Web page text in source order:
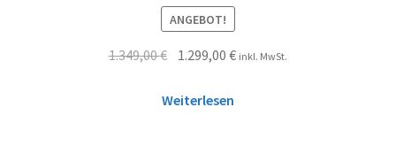
ANGEBOT!
1.349,00€ 1.299,00€ inkl. MwSt.
Weiterlesen